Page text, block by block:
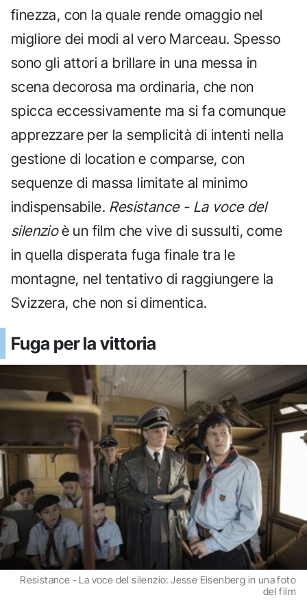
finezza, con la quale rende omaggio nel
migliore dei modi al vero Marceau. Spesso
sono gli attori a brillare in una messa in
scena decorosa ma ordinaria, che non
spicca eccessivamente ma si fa comunque
apprezzare per la semplicità di intenti nella
gestione di location e comparse, con
sequenze di massa limitate al minimo
indispensabile. Resistance - La voce del
silenzioè un film che vive di sussulti, come
in quella disperata fuga finale tra le
montagne, nel tentativo di raggiungere la
Svizzera, che non si dimentica.
Fuga per la vittoria
Resistance - La voce del silenzio: Jesse Eisenberg in una foto
del film